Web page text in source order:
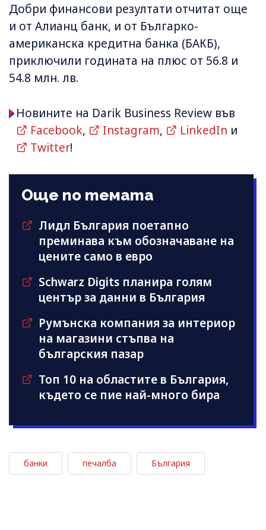
Добри финансови резултати отчитат още
и от Алианц банк, и от Българко-
американска кредитна банка (БАКБ),
приключили годината на плюс от 56.8 и
54.8 млн. лв.
Новините на Darik Business Review във
Facebook, Instagram, LinkedIn и
Twitter!
Още по темата
Лидл България поетапно
преминава към обозначаване на
цените само в евро
Schwarz Digits планира голям
център за данни в България
Румънска компания за интериор
на магазини стъпва на
българския пазар
Топ 10 на областите в България,
където се пие най-много бира
банки печалба България